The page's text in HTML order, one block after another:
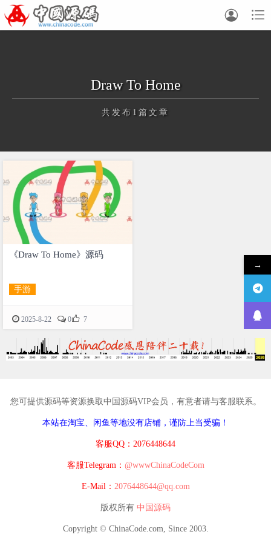


Draw To Home
共发布1篇文章
正在为您加载新内容
《Draw To Home》源码
手游
2025-8-22 0 7
您可提供源码等资源换取中国源码VIP会员，有意者请与客服联系。
本站在淘宝、闲鱼等地没有店铺，谨防上当受骗！
客服QQ：2076448644
客服Telegram： @wwwChinaCodeCom
E-Mail： 2076448644@qq.com
版权所有 中国源码
Copyright © ChinaCode.com, Since 2003.
→